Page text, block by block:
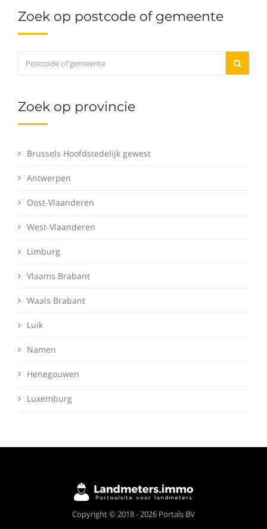
Deze website maakt gebruik van cookies om
ervoor te zorgen dat je de beste ervaring op
Zoek op postcode of gemeente
Zoek op provincie
Brussels Hoofdstedelijk gewest
Antwerpen
Oost-Vlaanderen
West-Vlaanderen
Limburg
Vlaams Brabant
Waals Brabant
Luik
Namen
Henegouwen
Luxemburg
Copyright © 2018 - 2026 Portals BV